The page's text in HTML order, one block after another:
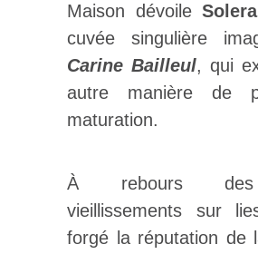
Maison dévoile
cuvée singulière
Carine Bailleul, qui
autre manière de
maturation.
À rebours
vieillissements sur
forgé la réputation de